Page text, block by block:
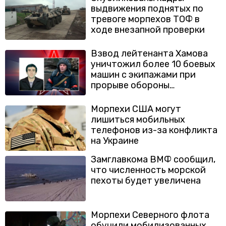
выдвижения поднятых по
тревоге морпехов ТОФ в
ходе внезапной проверки
Взвод лейтенанта Хамова
уничтожил более 10 боевых
машин с экипажами при
прорыве обороны
Морпехи США могут
лишиться мобильных
телефонов из-за конфликта
на Украине
Замглавкома ВМФ сообщил,
что численность морской
пехоты будет увеличена
Морпехи Северного флота